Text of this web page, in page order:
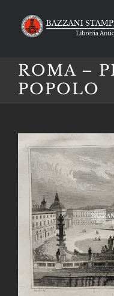
ROMA –
POPOLO